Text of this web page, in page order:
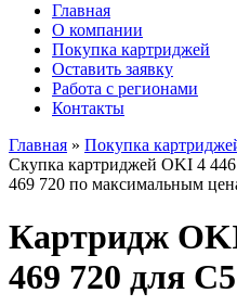
Главная
О компании
Покупка картриджей
Оставить заявку
Работа с регионами
Контакты
Главная » Покупка
Скупка картриджей OKI 4
469 720 по максимальным
Картридж
469 720 для